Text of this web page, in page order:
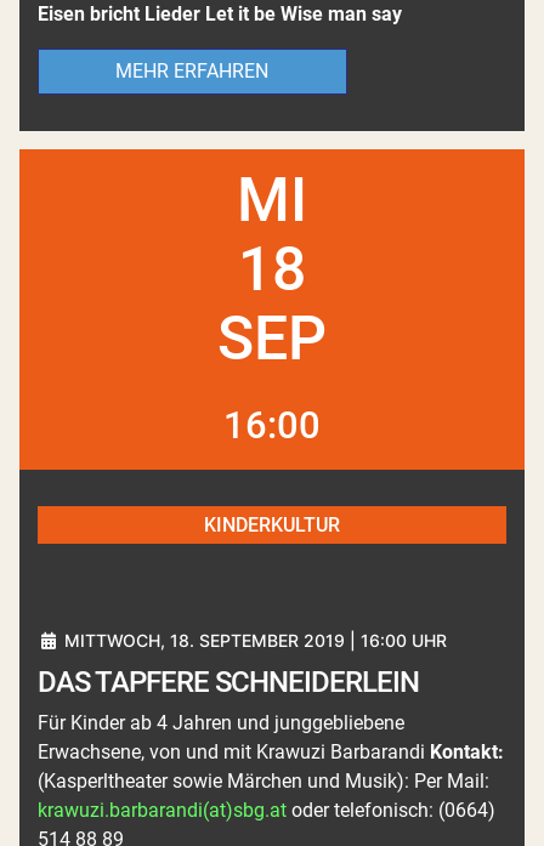
Eisen bricht Lieder Let it be Wise man say
MEHR ERFAHREN
MI
18
SEP
16:00
KINDERKULTUR
MITTWOCH, 18. SEPTEMBER 2019 | 16:00 UHR
DAS TAPFERE SCHNEIDERLEIN
Für Kinder ab 4 Jahren und junggebliebene
Erwachsene, von und mit Krawuzi Barbarandi Kontakt:
(Kasperltheater sowie Märchen und Musik): Per Mail:
krawuzi.barbarandi(at)sbg.at oder telefonisch: (0664)
514 88 89